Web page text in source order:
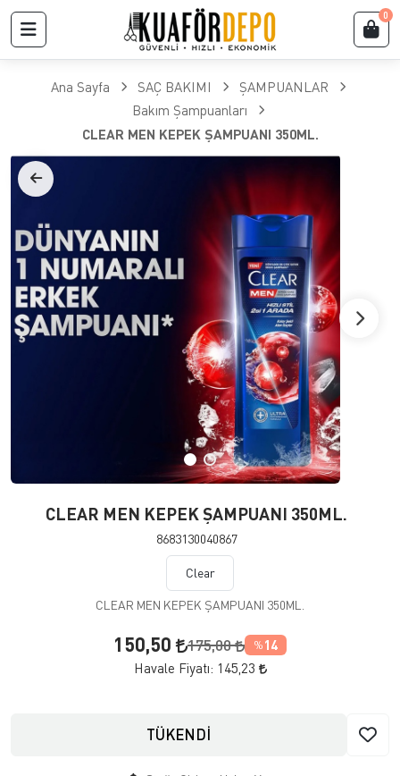
0
Ana Sayfa SAÇ BAKIMI
ŞAMPUANLAR
Bakım Şampuanları
CLEAR MEN KEPEK ŞAMPUANI 350ML.
CLEAR MEN KEPEK ŞAMPUANI 350ML.
8683130040867
Clear
CLEAR MEN KEPEK ŞAMPUANI 350ML.
150,50 175,00 % 14
Havale Fiyatı: 145,23
TÜKENDİ